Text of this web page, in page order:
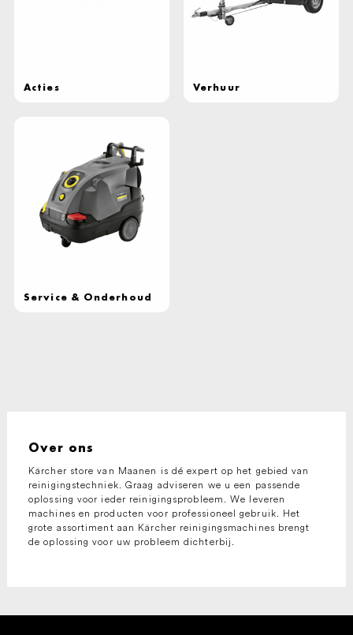
Acties Verhuur
Service & Onderhoud
Over ons
Kärcher store van Maanen is dé expert op het gebied van
reinigingstechniek. Graag adviseren we u een passende
oplossing voor ieder reinigingsprobleem. We leveren
machines en producten voor professioneel gebruik. Het
grote assortiment aan Kärcher reinigingsmachines brengt
de oplossing voor uw probleem dichterbij.